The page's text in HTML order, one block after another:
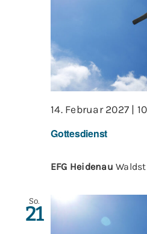
Gottesdienst
14. Februar 2027 |
EFG Heidenau
So.
21